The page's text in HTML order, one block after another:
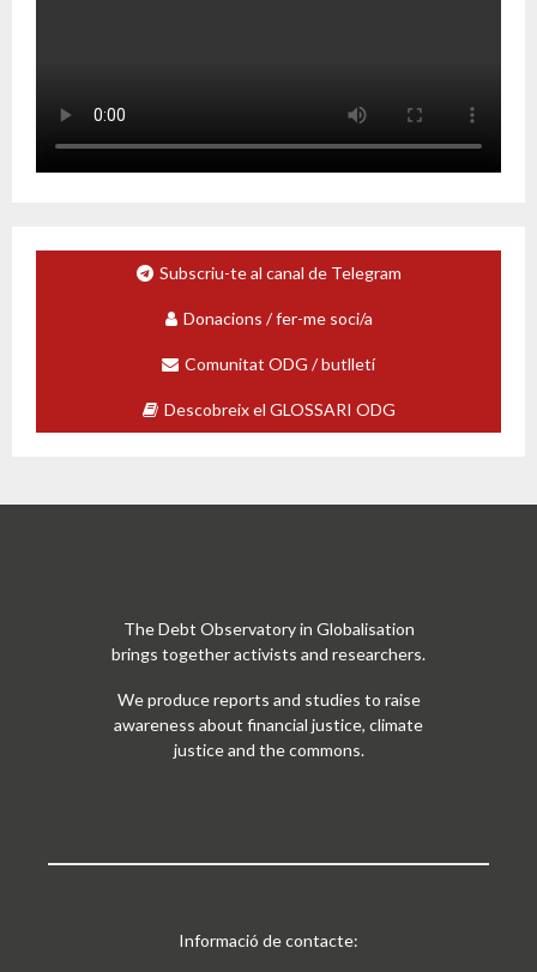
Subscriu-te al canal de Telegram
Donacions / fer-me soci/a
Comunitat ODG / butlletí
Descobreix el GLOSSARI ODG
The Debt Observatory in Globalisation
brings together activists and researchers.
We produce reports and studies to raise
awareness about financial justice, climate
justice and the commons.
Informació de contacte: